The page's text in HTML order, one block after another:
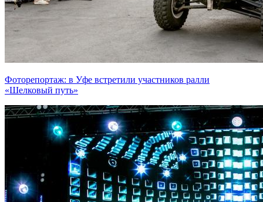
Фоторепортаж: в Уфе встретили участников ралли
«Шелковый путь»